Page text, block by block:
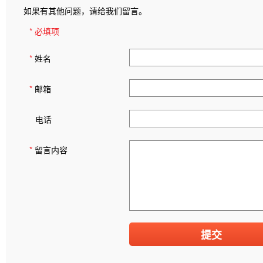
如果有其他问题，请给我们留言。
* 必填项
* 姓名
* 邮箱
电话
* 留言内容